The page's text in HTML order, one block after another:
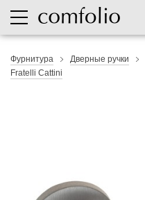
Фурнитура Дверные ручки
Fratelli Cattini